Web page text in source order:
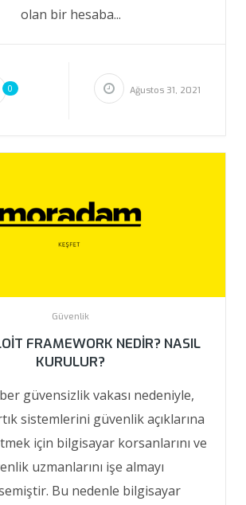
olan bir hesaba...
0 Ağustos 31, 2021
Güvenlik
FRAMEWORK NEDIR? NASIL
KURULUR?
güvensizlik vakası nedeniyle,
sistemlerini güvenlik açıklarına
için bilgisayar korsanlarını ve
uzmanlarını işe almayı
Bu nedenle bilgisayar